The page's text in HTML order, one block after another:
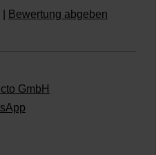
Bewertung abgeben